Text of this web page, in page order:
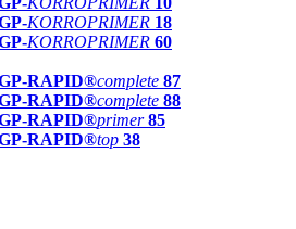
KORROPRIMER 18
KORROPRIMER 60
RAPID®complete 87
RAPID®complete 88
RAPID®primer 85
RAPID®top 38